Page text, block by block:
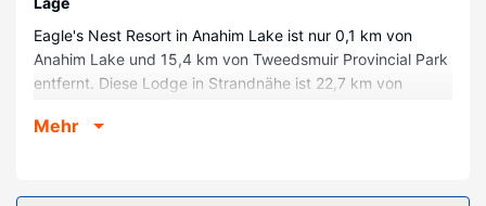
Eagle's Nest Resort in Anahim Lake ist nur 0,1 km von
Anahim Lake und 15,4 km von Tweedsmuir Provincial Park
entfernt. Diese Lodge in Strandnähe ist 22,7 km von
Zimmer
ausgestattet sind, gemütlich. Ein WLAN-Internetzugang
Mehr